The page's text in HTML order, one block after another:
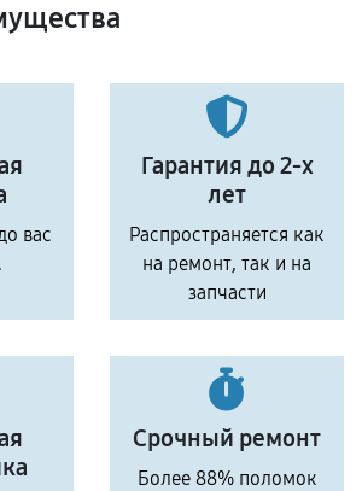
вас
Гарантия до 2-х
лет
Распространяется как
на ремонт, так и на
запчасти
Срочный ремонт
Более 88% поломок